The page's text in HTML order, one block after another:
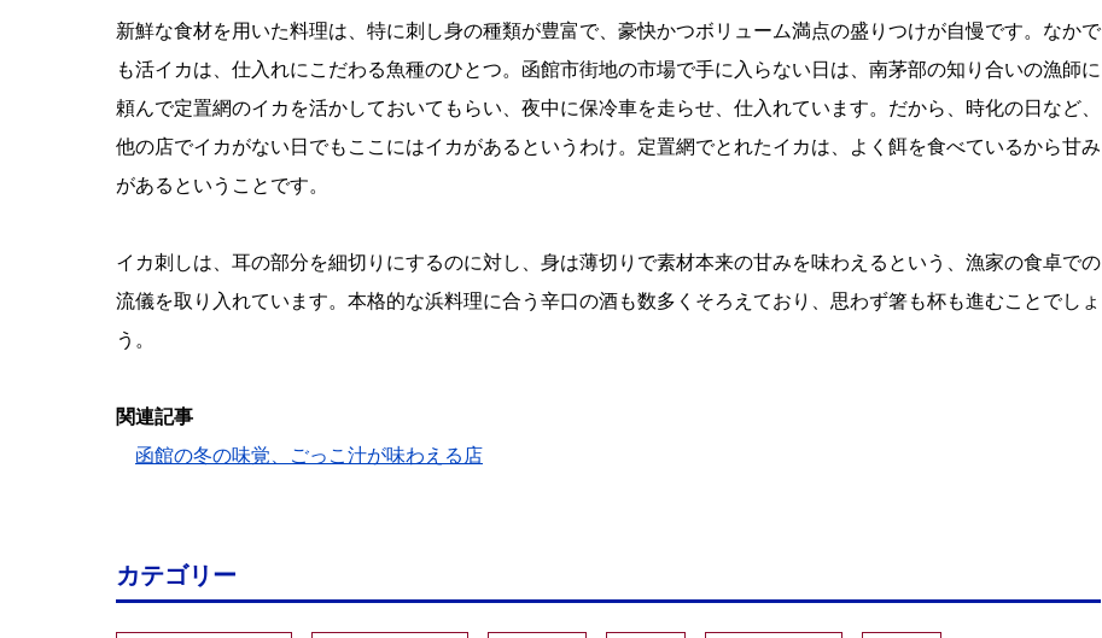
新鮮な食材を用いた料理は、特に刺し身の種類が豊富で、豪快かつボリューム満点の盛りつけが自慢です。なかで
も活イカは、仕入れにこだわる魚種のひとつ。函館市街地の市場で手に入らない日は、南茅部の知り合いの漁師に
頼んで定置網のイカを活かしておいてもらい、夜中に保冷車を走らせ、仕入れています。だから、時化の日など、
他の店でイカがない日でもここにはイカがあるというわけ。定置網でとれたイカは、よく餌を食べているから甘み
があるということです。
イカ刺しは、耳の部分を細切りにするのに対し、身は薄切りで素材本来の甘みを味わえるという、漁家の食卓での
流儀を取り入れています。本格的な浜料理に合う辛口の酒も数多くそろえており、思わず箸も杯も進むことでしょ
う。
関連記事
函館の冬の味覚、ごっこ汁が味わえる店
カテゴリー